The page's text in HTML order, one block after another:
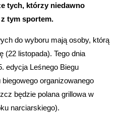
tych, którzy niedawno
tym sportem.
do wyboru mają osoby, którą
(22 listopada). Tego dnia
edycja Leśnego Biegu
organizowanego
będzie polana grillowa w
narciarskiego).